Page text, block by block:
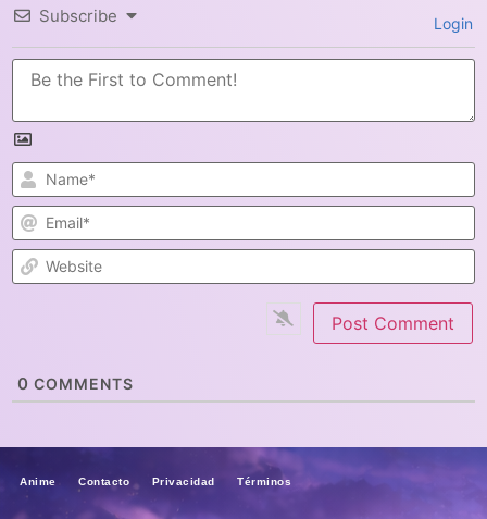
Subscribe Login
0 COMMENTS
Anime Contacto Privacidad Términos